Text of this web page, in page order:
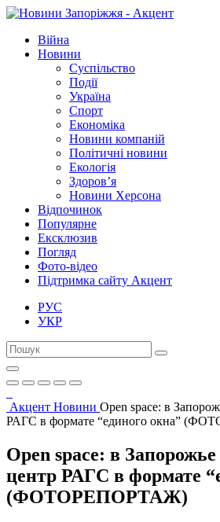
Війна
Новини
Суспільство
Події
Україна
Спорт
Економіка
Новини компаній
Політичні новини
Екологія
Здоров’я
Новини Херсона
Відпочинок
Популярне
Ексклюзив
Погляд
Фото-відео
Підтримка сайту Акцент
РУС
УКР
Акцент Новини Open space: в
РАГС в формате “единого окна”
Open space: в
центр РАГС в формате
(ФОТОРЕПОРТАЖ)